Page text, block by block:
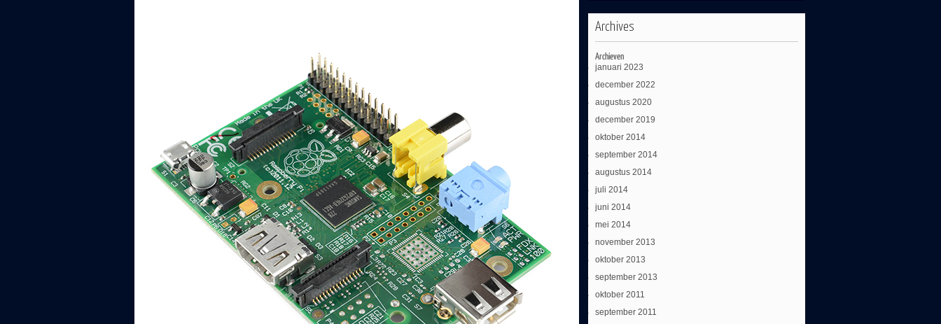
Archives
Archieven
januari 2023
december 2022
augustus 2020
december 2019
oktober 2014
september 2014
augustus 2014
juli 2014
juni 2014
mei 2014
november 2013
oktober 2013
september 2013
oktober 2011
september 2011